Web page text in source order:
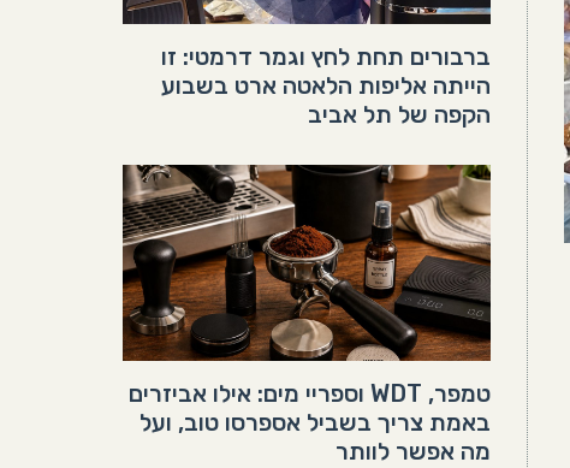
ברבורים תחת לחץ וגמר דרמטי: זו
הייתה אליפות הלאטה ארט בשבוע
הקפה של תל אביב
טמפר, WDT וספריי מים: אילו אביזרים
באמת צריך בשביל אספרסו טוב, ועל
מה אפשר לוותר